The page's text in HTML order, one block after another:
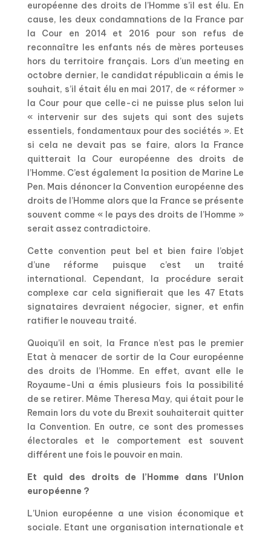
européenne des droits de l’Homme s’il est élu. En
cause, les deux condamnations de la France par
la Cour en 2014 et 2016 pour son refus de
reconnaître les enfants nés de mères porteuses
hors du territoire français. Lors d’un meeting en
octobre dernier, le candidat républicain a émis le
souhait, s’il était élu en mai 2017, de « réformer »
la Cour pour que celle-ci ne puisse plus selon lui
« intervenir sur des sujets qui sont des sujets
essentiels, fondamentaux pour des sociétés ». Et
si cela ne devait pas se faire, alors la France
quitterait la Cour européenne des droits de
l’Homme. C’est également la position de Marine Le
Pen. Mais dénoncer la Convention européenne des
droits de l’Homme alors que la France se présente
souvent comme « le pays des droits de l’Homme »
serait assez contradictoire.
Cette convention peut bel et bien faire l’objet
d’une réforme puisque c’est un traité
international. Cependant, la procédure serait
complexe car cela signifierait que les 47 Etats
signataires devraient négocier, signer, et enfin
ratifier le nouveau traité.
Quoiqu’il en soit, la France n’est pas le premier
Etat à menacer de sortir de la Cour européenne
des droits de l’Homme. En effet, avant elle le
Royaume-Uni a émis plusieurs fois la possibilité
de se retirer. Même Theresa May, qui était pour le
Remain lors du vote du Brexit souhaiterait quitter
la Convention. En outre, ce sont des promesses
électorales et le comportement est souvent
différent une fois le pouvoir en main.
Et quid des droits de l’Homme dans l’Union
européenne ?
L’Union européenne a une vision économique et
sociale. Etant une organisation internationale et